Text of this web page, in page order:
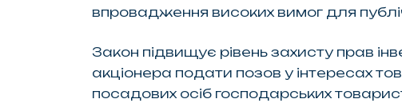
впровадження високих вимог для
Закон підвищує рівень захисту прав
акціонера подати позов у інтересах
посадових осіб господарських